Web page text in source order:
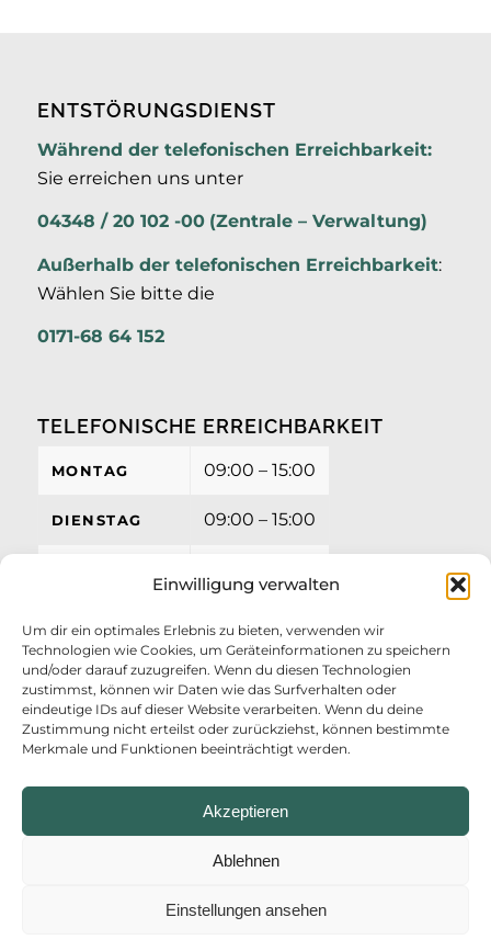
Einwilligung verwalten
Um dir ein optimales Erlebnis zu bieten, verwenden wir
Technologien wie Cookies, um Geräteinformationen zu speichern
und/oder darauf zuzugreifen. Wenn du diesen Technologien
zustimmst, können wir Daten wie das Surfverhalten oder
eindeutige IDs auf dieser Website verarbeiten. Wenn du deine
Zustimmung nicht erteilst oder zurückziehst, können bestimmte
Merkmale und Funktionen beeinträchtigt werden.
Akzeptieren
Ablehnen
Einstellungen ansehen
ENTSTÖRUNGSDIENST
Während der telefonischen Erreichbarkeit:
Sie erreichen uns unter
04348 / 20 102 -00 (Zentrale – Verwaltung)
Außerhalb der telefonischen Erreichbarkeit:
Wählen Sie bitte die
0171-68 64 152
TELEFONISCHE ERREICHBARKEIT
MONTAG 09:00 – 15:00
DIENSTAG 09:00 – 15:00
FREITAG 09:00 – 12:00
© Copyright - AZV Ostufer Kieler Förde